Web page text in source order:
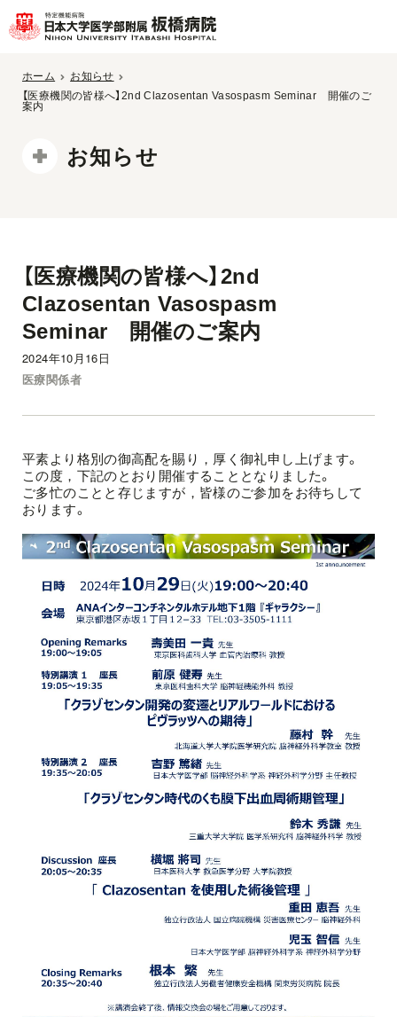
ホーム
お知らせ
【医療機関の皆様へ】2nd Clazosentan Vasospasm Seminar 開催のご
案内
お知らせ
【医療機関の皆様へ】2nd
Clazosentan Vasospasm
Seminar 開催のご案内
2024年10月16日
医療関係者
平素より格別の御高配を賜り，厚く御礼申し上げます。
この度，下記のとおり開催することとなりました。
ご多忙のことと存じますが，皆様のご参加をお待ちして
おります。